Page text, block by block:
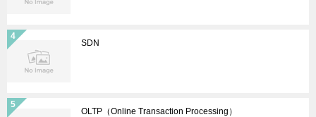
SDN
OLTP（Online Transaction Processing）